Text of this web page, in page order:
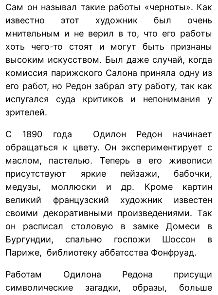
Сам он называл такие работы «черноты». Как
известно этот художник был очень
мнительным и не верил в то, что его работы
хоть чего-то стоят и могут быть признаны
высоким искусством. Был даже случай, когда
комиссия парижского Салона приняла одну из
его работ, но Редон забрал эту работу, так как
испугался суда критиков и непонимания у
зрителей.
С 1890 года Одилон Редон начинает
обращаться к цвету. Он экспериментирует с
маслом, пастелью. Теперь в его живописи
присутствуют яркие пейзажи, бабочки,
медузы, моллюски и др. Кроме картин
великий французский художник известен
своими декоративными произведениями. Так
он расписал столовую в замке Домеси в
Бургундии, спальню госпожи Шоссон в
Париже, библиотеку аббатсства Фонфруад.
Работам Одилона Редона присущи
символические загадки, образы, больше